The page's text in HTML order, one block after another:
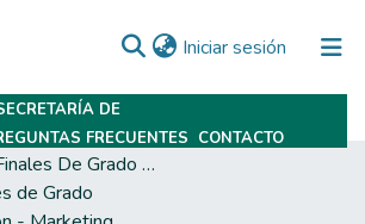
Iniciar sesión (current)
DE
FRECUENTES CONTACTO
Trabajos Finales De Grado Y Posgrado
de Grado